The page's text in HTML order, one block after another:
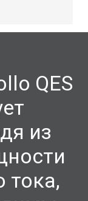
QES
из
тока,